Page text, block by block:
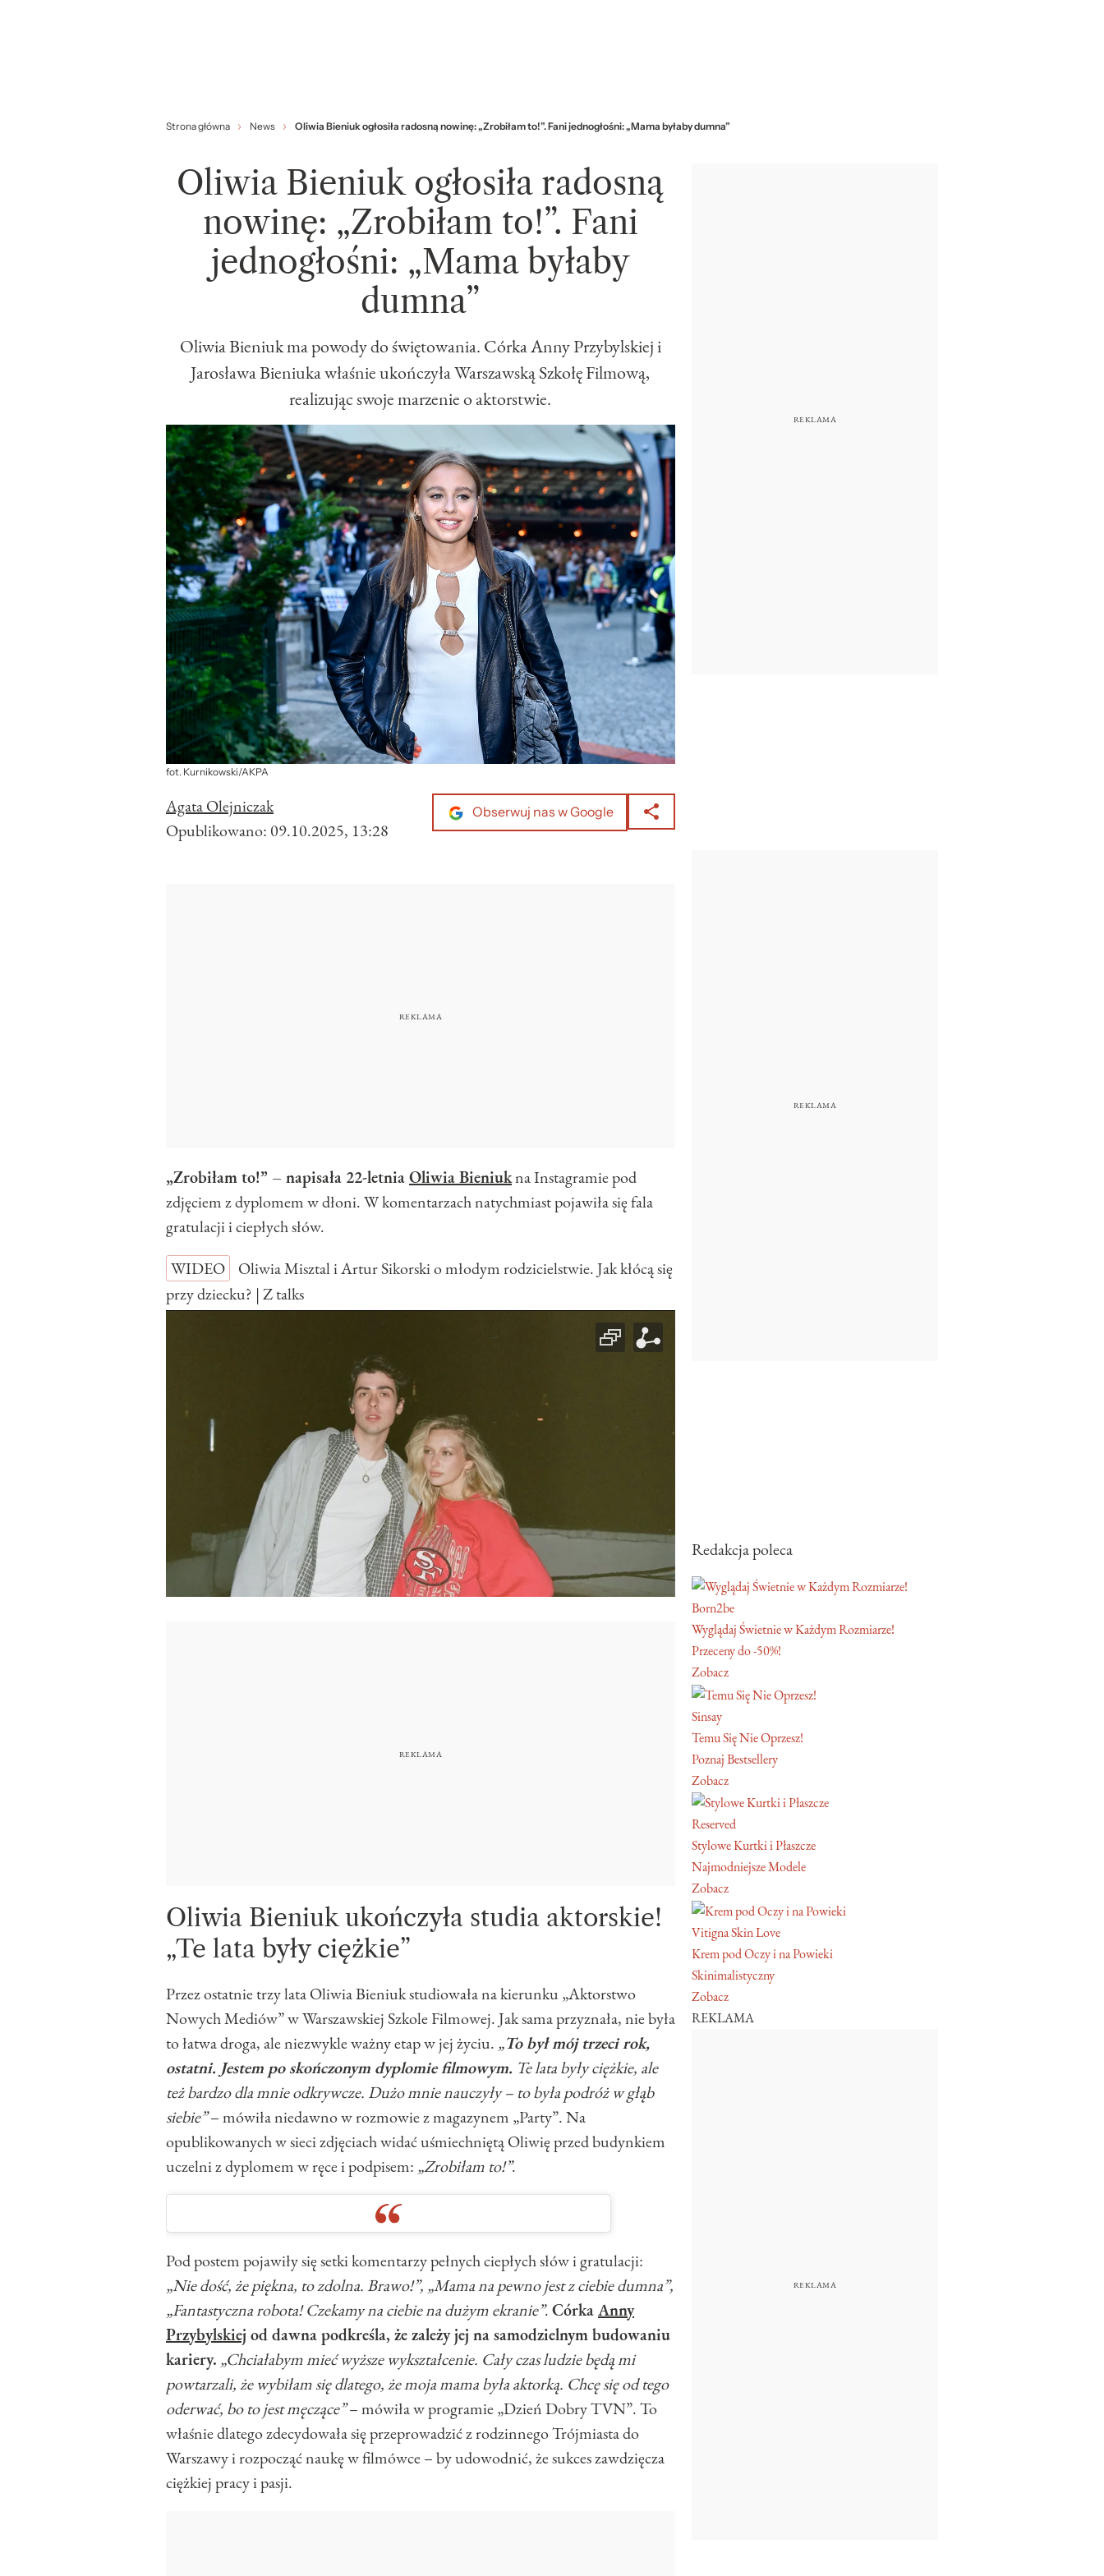
Strona główna News Oliwia Bieniuk ogłosiła radosną nowinę: „Zrobiłam to!”. Fani jednogłośni: „Mama byłaby dumna”
Oliwia Bieniuk ogłosiła radosną
nowinę: „Zrobiłam to!”. Fani
jednogłośni: „Mama byłaby
dumna”
Oliwia Bieniuk ma powody do świętowania. Córka Anny Przybylskiej i
Jarosława Bieniuka właśnie ukończyła Warszawską Szkołę Filmową,
realizując swoje marzenie o aktorstwie.
fot. Kurnikowski/AKPA
Agata Olejniczak
Opublikowano: 09.10.2025, 13:28
Obserwuj nas w Google
„Zrobiłam to!” – napisała 22-letniaOliwia Bieniukna Instagramie pod
zdjęciem z dyplomem w dłoni. W komentarzach natychmiast pojawiła się fala
gratulacji i ciepłych słów.
WIDEO
Oliwia Misztal i Artur Sikorski o młodym rodzicielstwie. Jak kłócą się
przy dziecku? | Z talks
Oliwia Bieniuk ukończyła studia aktorskie!
„Te lata były ciężkie”
Przez ostatnie trzy lata Oliwia Bieniuk studiowała na kierunku „Aktorstwo
Nowych Mediów” w Warszawskiej Szkole Filmowej. Jak sama przyznała, nie była
to łatwa droga, ale niezwykle ważny etap w jej życiu. „To był mój trzeci rok,
ostatni. Jestem po skończonym dyplomie filmowym. Te lata były ciężkie, ale
też bardzo dla mnie odkrywcze. Dużo mnie nauczyły – to była podróż w głąb
siebie”– mówiła niedawno w rozmowie z magazynem „Party”. Na
opublikowanych w sieci zdjęciach widać uśmiechniętą Oliwię przed budynkiem
uczelni z dyplomem w ręce i podpisem: „Zrobiłam to!”.
Pod postem pojawiły się setki komentarzy pełnych ciepłych słów i gratulacji:
„Nie dość, że piękna, to zdolna. Brawo!”, „Mama na pewno jest z ciebie dumna”,
„Fantastyczna robota! Czekamy na ciebie na dużym ekranie”.CórkaAnny
Przybylskiej od dawna podkreśla, że zależy jej na samodzielnym budowaniu
kariery. „Chciałabym mieć wyższe wykształcenie. Cały czas ludzie będą mi
powtarzali, że wybiłam się dlatego, że moja mama była aktorką. Chcę się od tego
oderwać, bo to jest męczące”– mówiła w programie „Dzień Dobry TVN”. To
właśnie dlatego zdecydowała się przeprowadzić z rodzinnego Trójmiasta do
Warszawy i rozpocząć naukę w filmówce – by udowodnić, że sukces zawdzięcza
ciężkiej pracy i pasji.
Redakcja poleca
Born2be
Wyglądaj Świetnie w Każdym Rozmiarze!
Przeceny do -50%!
Zobacz
Sinsay
Temu Się Nie Oprzesz!
Poznaj Bestsellery
Zobacz
Reserved
Stylowe Kurtki i Płaszcze
Najmodniejsze Modele
Zobacz
Vitigna Skin Love
Krem pod Oczy i na Powieki
Skinimalistyczny
Zobacz
REKLAMA